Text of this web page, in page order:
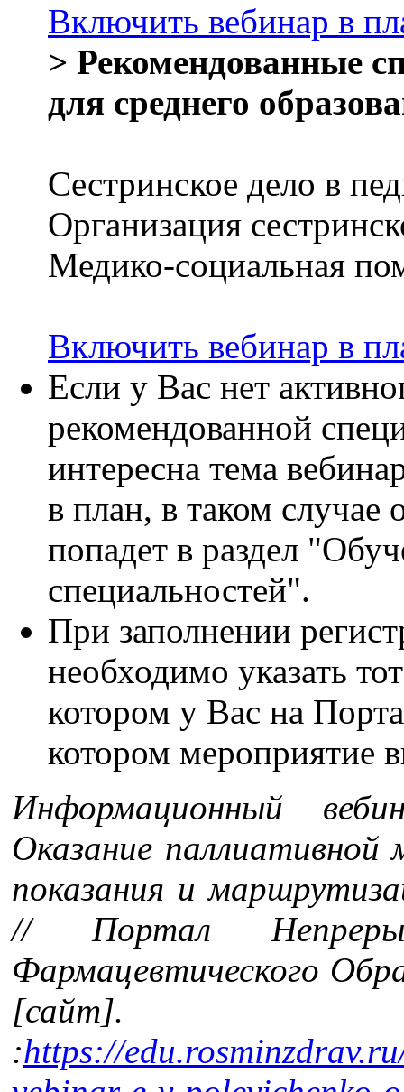
Включить вебинар в
> Рекомендованные
для среднего
Сестринское дело в
Организация
Медико-социальная
Включить вебинар в
Если у Вас нет
рекомендованной
интересна тема
в план, в таком случае
попадет в раздел
специальностей".
При заполнении
необходимо указать
котором у Вас на
котором мероприятие
Информационный
Оказание
показания и
// Портал
Фармацевтического
:https://